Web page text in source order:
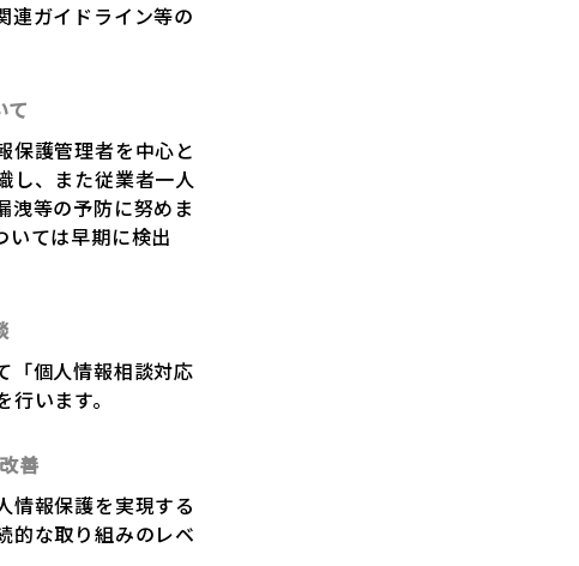
連ガイドライン等の
て
保護管理者を中心と
し、また従業者一人
洩等の予防に努めま
いては早期に検出
「個人情報相談対応
います。
善
情報保護を実現する
的な取り組みのレベ